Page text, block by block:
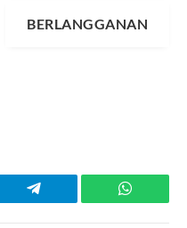
BERLANGGANAN
Telegram